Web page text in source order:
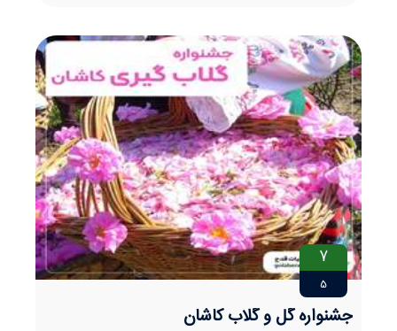
7
5
جشنواره گل و گلاب کاشان